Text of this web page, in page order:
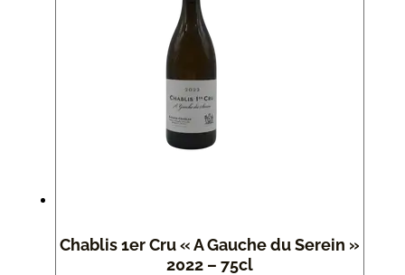
Chablis 1er Cru « A Gauche du Serein »
2022 – 75cl